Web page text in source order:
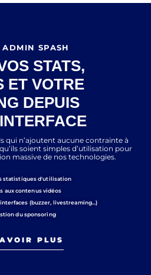
SPASH
STATS,
ET VOTRE
DEPUIS
qui n’ajoutent aucune contrainte à
soient simples d’utilisation pour
massive de nos technologies.
statistiques d'utilisation
aux contenus vidéos
(buzzer, livestreaming...)
du sponsoring
PLUS